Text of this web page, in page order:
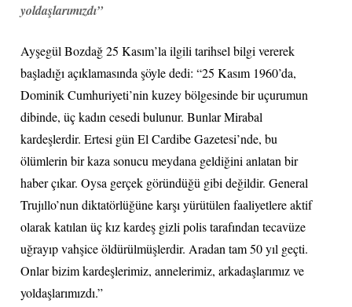
yoldaşlarımızdı”
Ayşegül Bozdağ 25 Kasım’la ilgili tarihsel bilgi vererek
başladığı açıklamasında şöyle dedi: “25 Kasım 1960’da,
Dominik Cumhuriyeti’nin kuzey bölgesinde bir uçurumun
dibinde, üç kadın cesedi bulunur. Bunlar Mirabal
kardeşlerdir. Ertesi gün El Cardibe Gazetesi’nde, bu
ölümlerin bir kaza sonucu meydana geldiğini anlatan bir
haber çıkar. Oysa gerçek göründüğü gibi değildir. General
Trujıllo’nun diktatörlüğüne karşı yürütülen faaliyetlere aktif
olarak katılan üç kız kardeş gizli polis tarafından tecavüze
uğrayıp vahşice öldürülmüşlerdir. Aradan tam 50 yıl geçti.
Onlar bizim kardeşlerimiz, annelerimiz, arkadaşlarımız ve
yoldaşlarımızdı.”